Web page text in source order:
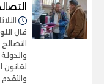
الثلاثاء 20/يناير/
قال
لقانون